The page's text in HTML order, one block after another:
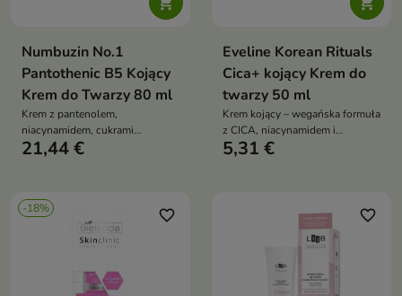
Numbuzin No.1
Pantothenic B5 Kojący
Krem do Twarzy 80 ml
Krem z pantenolem,
niacynamidem, cukrami
nawilżającymi i centellą
21,44 €
Eveline Korean Rituals
Cica+ kojący Krem do
twarzy 50 ml
Krem kojący – wegańska formuła
z CICA, niacynamidem i
pantenolem. Łagodzi
5,31 €
-18% favorite_border favorite_border